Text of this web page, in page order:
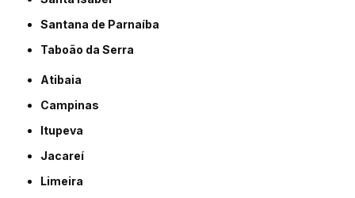
Santana de Parnaíba
Taboão da Serra
Atibaia
Campinas
Itupeva
Jacareí
Limeira